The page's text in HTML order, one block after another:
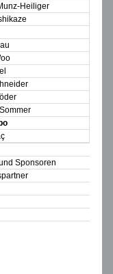
Heiliger
Sponsoren